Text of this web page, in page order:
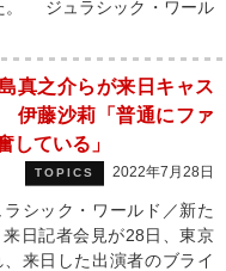
。 ジュラシック・ワール
真之介らが来日キャス
伊藤沙莉「普通にファ
している」
TOPICS 2022年7月28日
シック・ワールド／新た
日記者会見が28日、東京
来日した出演者のブライ